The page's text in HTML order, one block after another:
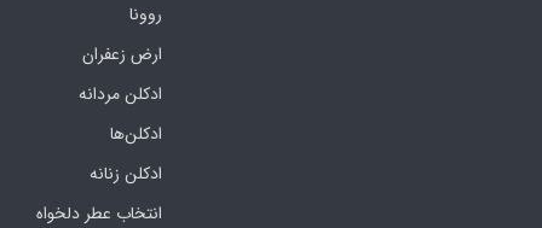
روونا
ارض زعفران
ادکلن مردانه
ادکلن‌ها
ادکلن زنانه
انتخاب عطر دلخواه